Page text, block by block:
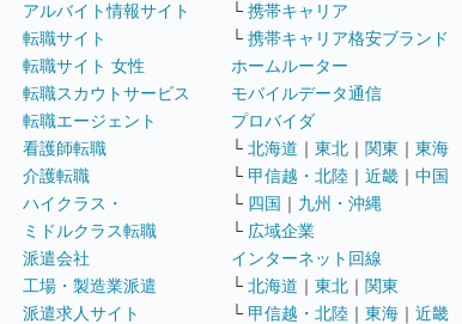
アルバイト情報サイト
転職サイト
転職サイト 女性
転職スカウトサービス
転職エージェント
看護師転職
介護転職
ハイクラス・
ミドルクラス転職
派遣会社
工場・製造業派遣
派遣求人サイト
└ 携帯キャリア
└ 携帯キャリア格安ブランド
ホームルーター
モバイルデータ通信
プロバイダ
└ 北海道 ｜ 東北 ｜ 関東 ｜ 東海
└ 甲信越・北陸 ｜ 近畿 ｜ 中国
└ 四国 ｜ 九州・沖縄
└ 広域企業
インターネット回線
└ 北海道 ｜ 東北 ｜ 関東
└ 甲信越・北陸 ｜ 東海 ｜ 近畿